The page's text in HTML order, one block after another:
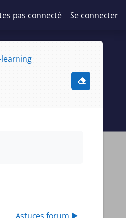
pas connecté Se connecter
learning
Activer/
Astuces forum ▶︎